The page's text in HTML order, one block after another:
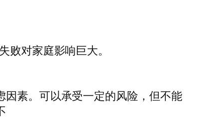
败对家庭影响巨大。
素。可以承受一定的风险，但不能